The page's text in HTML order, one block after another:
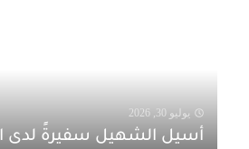
يوليو 30, 2026
أسيل الشهيل سفيرةً لدى